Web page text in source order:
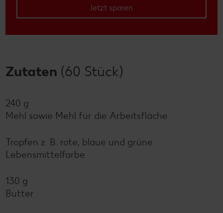
Jetzt sparen
Zutaten (60 Stück)
240 g
Mehl sowie Mehl für die Arbeitsfläche
Tropfen z. B. rote, blaue und grüne
Lebensmittelfarbe
130 g
Butter